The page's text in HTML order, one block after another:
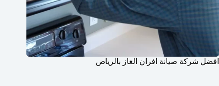
افضل شركة صيانة افران الغاز بالرياض